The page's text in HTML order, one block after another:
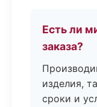
Есть ли
заказа?
изделия,
сроки и